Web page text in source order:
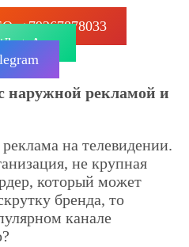
+79267878033
наружной рекламой и
на телевидении.
не крупная
который может
бренда, то
канале